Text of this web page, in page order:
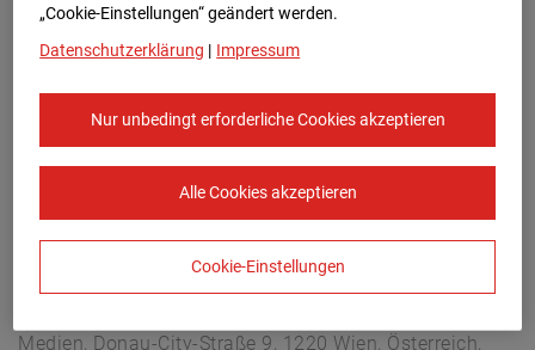
Medien, Donau-City-Straße 9, 1220 Wien, Österreich,
„Cookie-Einstellungen“ geändert werden.
Datenschutzerklärung | Impressum
Nur unbedingt erforderliche Cookies akzeptieren
Alle Cookies akzeptieren
Cookie-Einstellungen